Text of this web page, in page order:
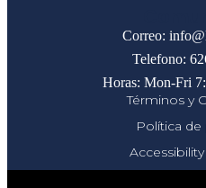
Correo:
Telefono:
Horas: Mon-Fri
Términos y
Política de